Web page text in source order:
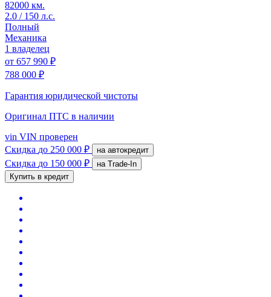
82000 км.
2.0 / 150 л.с.
Полный
Механика
1 владелец
от 657 990 ₽
788 000 ₽
Гарантия юридической чистоты
Оригинал ПТС в наличии
vin VIN проверен
Скидка до 250 000 ₽ на автокредит
Скидка до 150 000 ₽
на Trade-In
Купить в кредит